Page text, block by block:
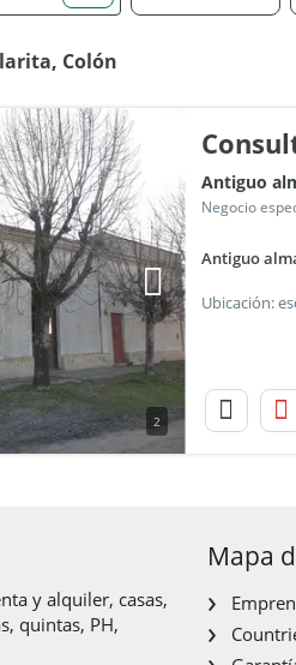
Colón
2
Antiguo
Negocio
Antiguo
y alquiler, casas,
quintas, PH,
Mapa